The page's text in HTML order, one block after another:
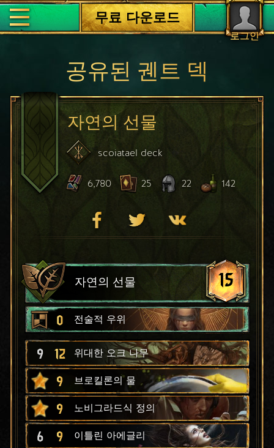
로그인
무료 다운로드
공유된 궨트 덱
자연의 선물
scoiatael deck
6,780 25 22 142
자연의 선물 15
0 전술적 우위
9 12 위대한 오크 나무
9 브로킬론의 물
9 노비그라드식 정의
6 9 이틀린 아에글리